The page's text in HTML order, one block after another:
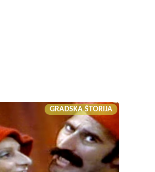
GRADSKA ŠTORIJA